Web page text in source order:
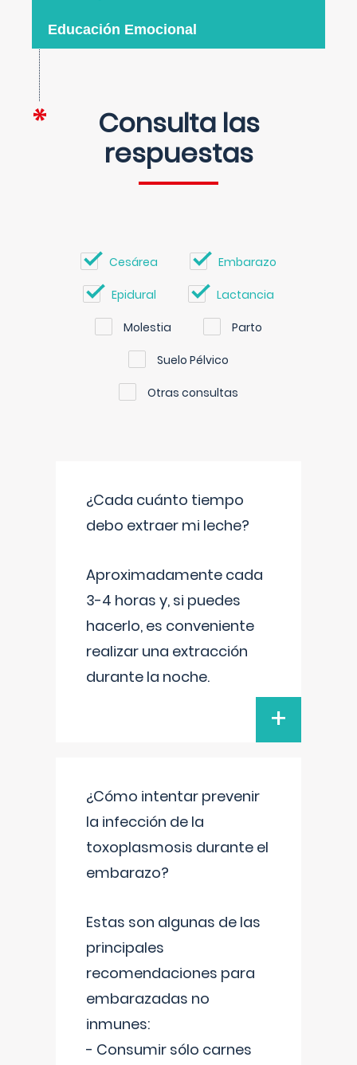
Educación Emocional
Consulta las
respuestas
Cesárea Embarazo
Epidural Lactancia
Molestia Parto
Suelo Pélvico
Otras consultas
¿Cada cuánto tiempo
debo extraer mi leche?
Aproximadamente cada
3-4 horas y, si puedes
hacerlo, es conveniente
realizar una extracción
durante la noche.
+
¿Cómo intentar prevenir
la infección de la
toxoplasmosis durante el
embarazo?
Estas son algunas de las
principales
recomendaciones para
embarazadas no
inmunes:
- Consumir sólo carnes